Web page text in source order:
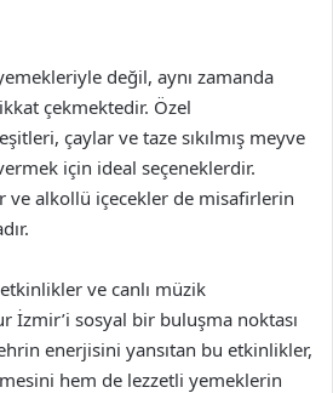
değil, aynı zamanda
çekmektedir. Özel
çaylar ve taze sıkılmış meyve
için ideal seçeneklerdir.
ve alkollü içecekler de misafirlerin
ve canlı müzik
İzmir’i sosyal bir buluşma noktası
enerjisini yansıtan bu etkinlikler,
hem de lezzetli yemeklerin